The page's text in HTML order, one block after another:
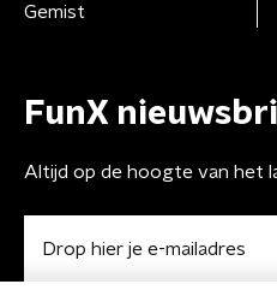
Gemist
FunX
Altijd op de hoogte van het